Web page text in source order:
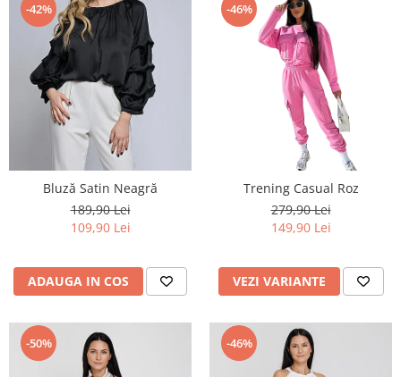
-42%
Bluză Satin Neagră
189,90 Lei
109,90 Lei
ADAUGA IN COS
-46%
Trening Casual Roz
279,90 Lei
149,90 Lei
VEZI VARIANTE
-50% -46%